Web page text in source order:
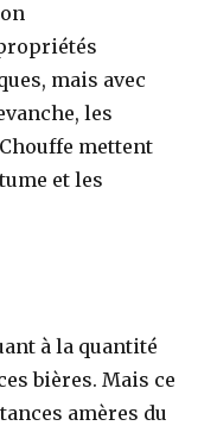
mais avec
les
mettent
et les
à la quantité
bières. Mais ce
amères du